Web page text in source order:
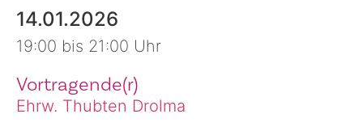
14.01.2026
19:00 bis 21:00 Uhr
Vortragende(r)
Ehrw. Thubten Drolma